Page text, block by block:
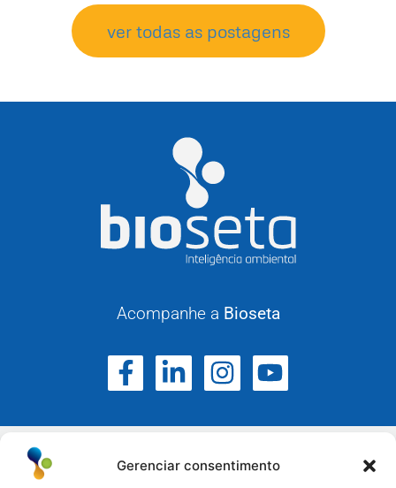
Gerenciar consentimento
ver todas as postagens
Acompanhe a Bioseta